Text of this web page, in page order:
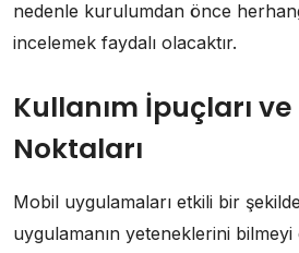
nedenle kurulumdan önce
incelemek faydalı olacaktır.
Kullanım İpuçları ve
Noktaları
Mobil uygulamaları etkili bir
uygulamanın yeteneklerini bilmeyi